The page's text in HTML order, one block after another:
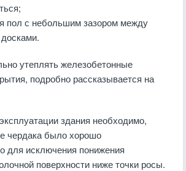
пол с небольшим зазором между
утеплять железобетонные
подробно рассказывается на
здания необходимо,
чердака было хорошо
для исключения понижения
поверхности ниже точки росы.